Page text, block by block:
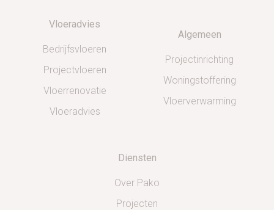
Vloeradvies
Bedrijfsvloeren
Projectvloeren
Vloerrenovatie
Vloeradvies
Algemeen
Projectinrichting
Woningstoffering
Vloerverwarming
Diensten
Over Pako
Projecten